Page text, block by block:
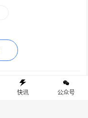
上一篇：大众汽车集团（中国）参展第五届中国国际消费品博览会企业概要
快讯 公众号